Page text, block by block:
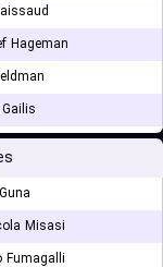
Hageman
Misasi
Fumagalli